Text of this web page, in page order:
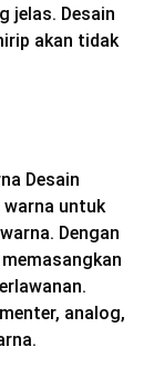
jelas. Desain
akan tidak
warna untuk
Dengan
analog,